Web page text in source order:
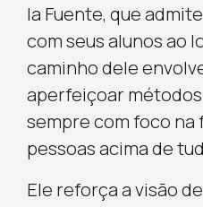
la Fuente, que
com seus alunos ao
caminho dele
aperfeiçoar
sempre com foco na
pessoas acima de
Ele reforça a visão